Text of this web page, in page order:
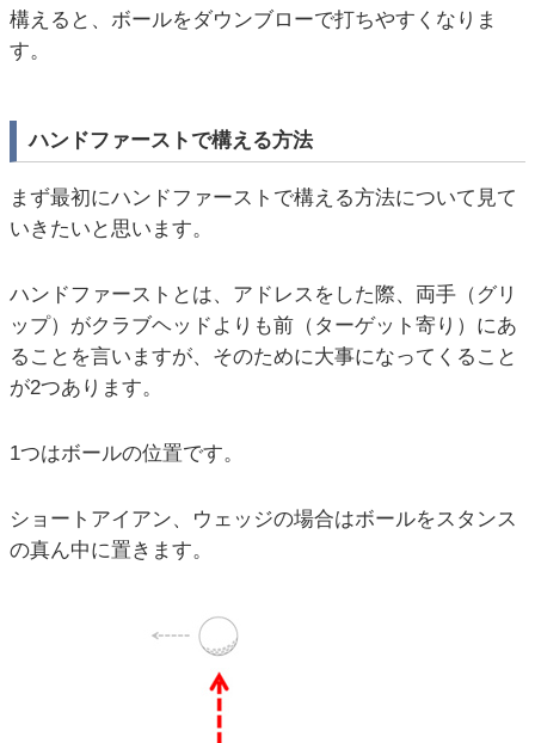
構えると、ボールをダウンブローで打ちやすくなりま
す。
ハンドファーストで構える方法
まず最初にハンドファーストで構える方法について見て
いきたいと思います。
ハンドファーストとは、アドレスをした際、両手（グリ
ップ）がクラブヘッドよりも前（ターゲット寄り）にあ
ることを言いますが、そのために大事になってくること
が2つあります。
1つはボールの位置です。
ショートアイアン、ウェッジの場合はボールをスタンス
の真ん中に置きます。